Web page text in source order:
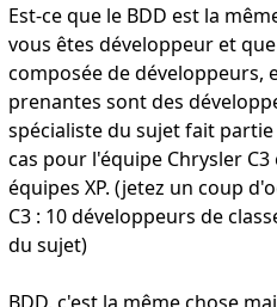
Est-ce que le BDD est la
vous êtes développeur et
composée de développeurs,
prenantes sont des
spécialiste du sujet fait
cas pour l'équipe Chrysler
équipes XP. (jetez un coup
C3 : 10 développeurs de
du sujet)